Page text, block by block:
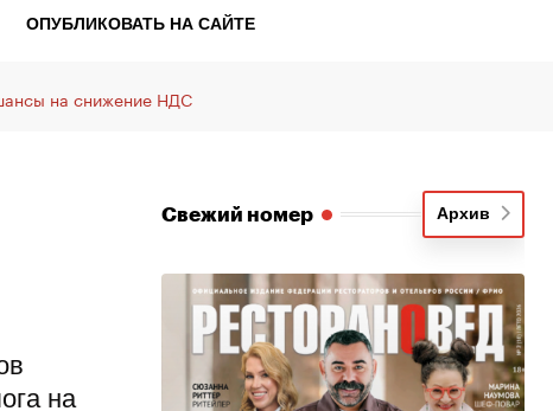
ОПУБЛИКОВАТЬ НА САЙТЕ
на снижение НДС
на
Свежий номер Архив